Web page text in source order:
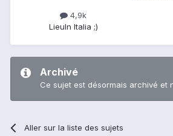
4,9k
LieuIn Italia ;)
Archivé
Ce sujet est désormais archivé et
Aller sur la liste des sujets